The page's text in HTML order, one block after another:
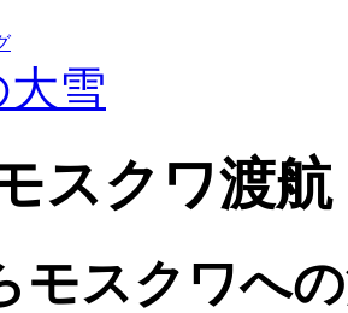
雪
スクワ渡航
モスクワへ